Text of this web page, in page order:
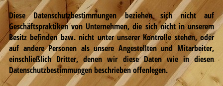
Diese Datenschutzbestimmungen beziehen sich nicht auf
Geschäftspraktiken von Unternehmen, die sich nicht in unserem
Besitz befinden bzw. nicht unter unserer Kontrolle stehen, oder
auf andere Personen als unsere Angestellten und Mitarbeiter,
einschließlich Dritter, denen wir diese Daten wie in diesen
Datenschutzbestimmungen beschrieben offenlegen.